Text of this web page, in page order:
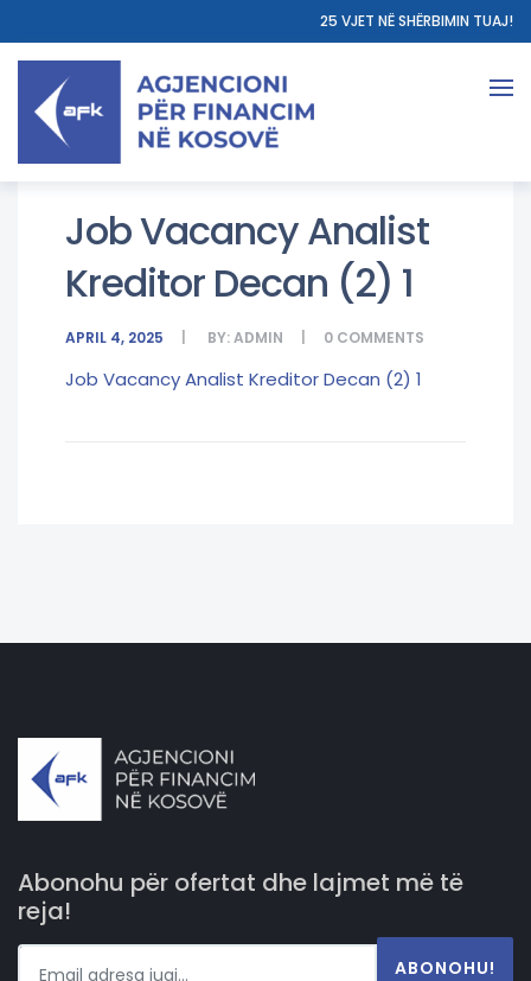
25 VJET NË SHËRBIMIN TUAJ!
Job Vacancy Analist
Kreditor Decan (2) 1
APRIL 4, 2025 BY:ADMIN 0 COMMENTS
Job Vacancy Analist Kreditor Decan (2) 1
Abonohu për ofertat dhe lajmet më të
reja!
ABONOHU!